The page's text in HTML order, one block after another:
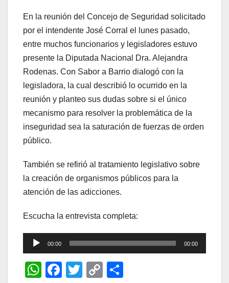
En la reunión del Concejo de Seguridad solicitado
por el intendente José Corral el lunes pasado,
entre muchos funcionarios y legisladores estuvo
presente la Diputada Nacional Dra. Alejandra
Rodenas. Con Sabor a Barrio dialogó con la
legisladora, la cual describió lo ocurrido en la
reunión y planteo sus dudas sobre si el único
mecanismo para resolver la problemática de la
inseguridad sea la saturación de fuerzas de orden
público.
También se refirió al tratamiento legislativo sobre
la creación de organismos públicos para la
atención de las adicciones.
Escucha la entrevista completa:
Reproductor
de
audio
00:00 00:00
W
F
T
C